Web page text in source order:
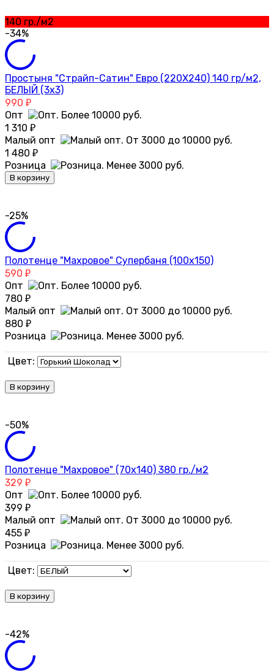
140 гр./м2
-34%
Простыня "Страйп-Сатин" Евро (220Х240) 140 гр/м2,
БЕЛЫЙ (3х3)
990 ₽
Опт
1 310 ₽
Малый опт
1 480 ₽
Розница
В корзину
-25%
Полотенце "Махровое" Супербаня (100х150)
590 ₽
Опт
780 ₽
Малый опт
880 ₽
Розница
Цвет:
В корзину
-50%
Полотенце "Махровое" (70х140) 380 гр./м2
329 ₽
Опт
399 ₽
Малый опт
455 ₽
Розница
Цвет:
В корзину
-42%